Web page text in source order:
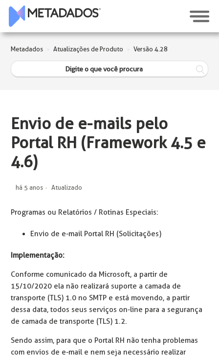
Metadados Atualizações de Produto Versão 4.28
Envio de e-mails pelo
Portal RH (Framework 4.5 e
4.6)
há 5 anos Atualizado
Programas ou Relatórios / Rotinas Especiais:
Envio de e-mail Portal RH (Solicitações)
Implementação:
Conforme comunicado da Microsoft, a partir de
15/10/2020 ela não realizará suporte a camada de
transporte (TLS) 1.0 no SMTP e está movendo, a partir
dessa data, todos seus serviços on-line para a segurança
de camada de transporte (TLS) 1.2.
Sendo assim, para que o Portal RH não tenha problemas
com envios de e-mail e nem seja necessário realizar